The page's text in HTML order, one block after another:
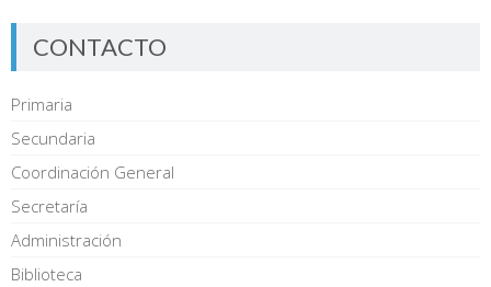
CONTACTO
Primaria
Secundaria
Coordinación General
Secretaría
Administración
Biblioteca